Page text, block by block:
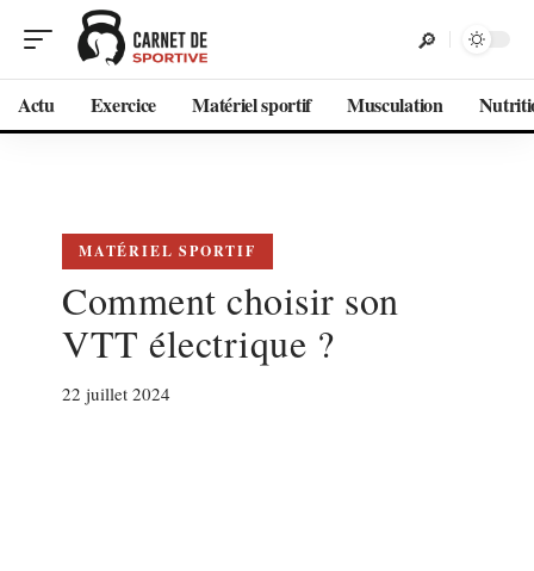
Actu Exercice Matériel sportif Musculation
MATÉRIEL SPORTIF
Comment choisir son
VTT électrique ?
22 juillet 2024